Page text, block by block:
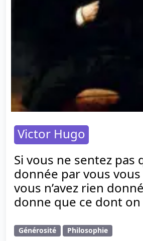
Victor Hugo
Si vous ne sentez pas
donnée par vous
vous n’avez rien
donne que ce dont on
Générosité Philosophie